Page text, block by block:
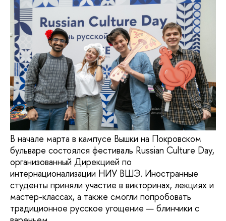
В начале марта в кампусе Вышки на Покровском
бульваре состоялся фестиваль Russian Culture Day,
организованный Дирекцией по
интернационализации НИУ ВШЭ. Иностранные
студенты приняли участие в викторинах, лекциях и
мастер-классах, а также смогли попробовать
традиционное русское угощение — блинчики с